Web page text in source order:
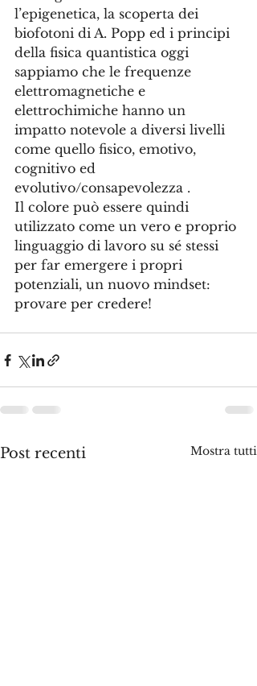
l’epigenetica, la scoperta dei
biofotoni di A. Popp ed i principi
della fisica quantistica oggi
sappiamo che le frequenze
elettromagnetiche e
elettrochimiche hanno un
impatto notevole a diversi livelli
come quello fisico, emotivo,
cognitivo ed
evolutivo/consapevolezza .
Il colore può essere quindi
utilizzato come un vero e proprio
linguaggio di lavoro su sé stessi
per far emergere i propri
potenziali, un nuovo mindset:
provare per credere!
Post recenti Mostra tutti